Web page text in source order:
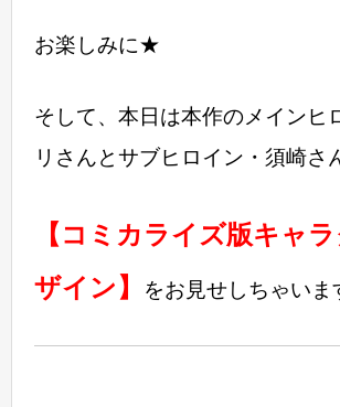
お楽しみに★
そして、本日は本作のメインヒ
リさんとサブヒロイン・須崎さ
【コミカライズ版キャ
ザイン】
をお見せしちゃいま